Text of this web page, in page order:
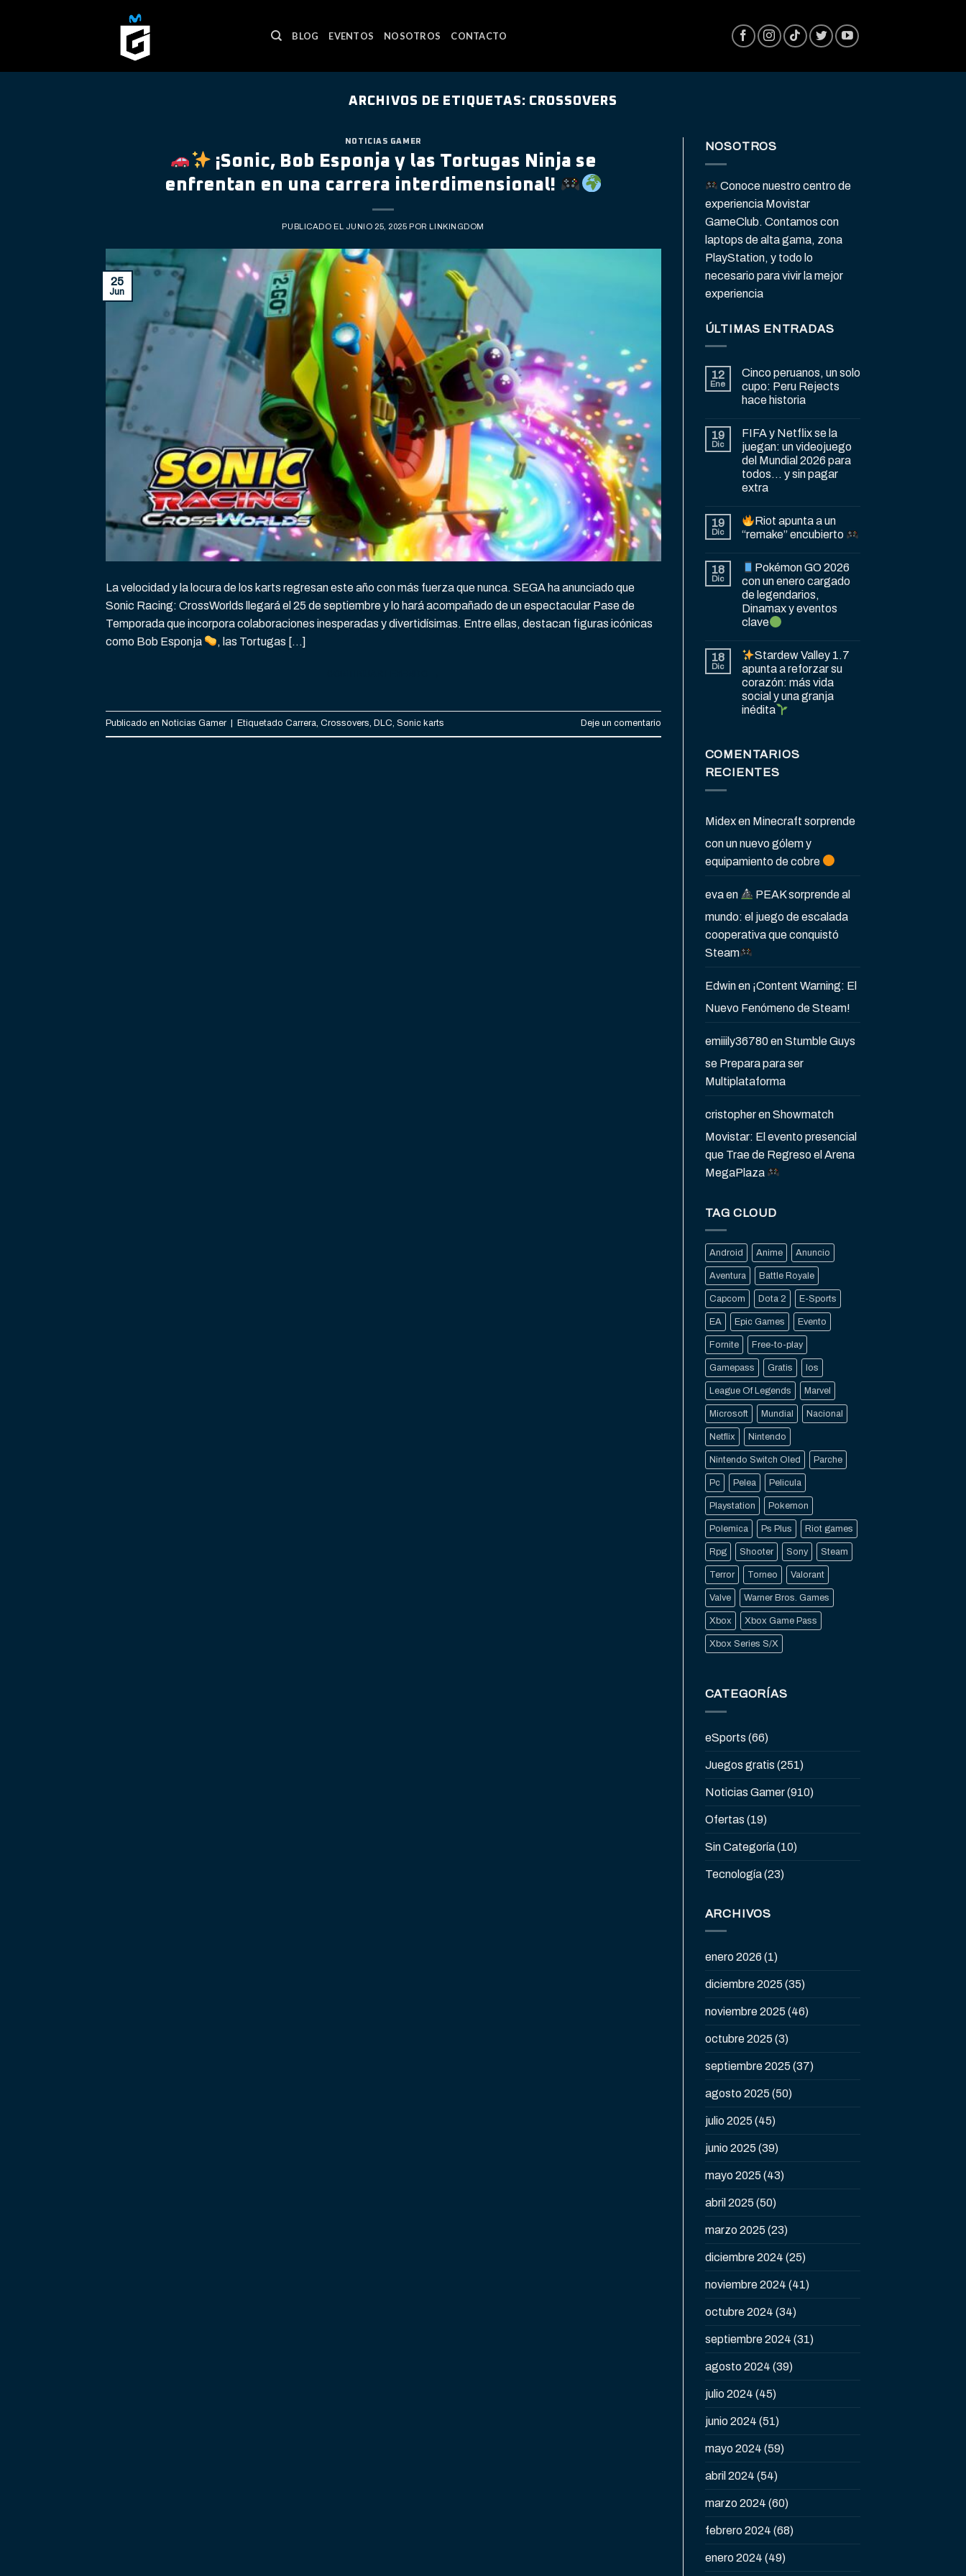
BLOG EVENTOS NOSOTROS CONTACTO
ARCHIVOS DE ETIQUETAS: CROSSOVERS
NOTICIAS GAMER
¡Sonic, Bob Esponja y las Tortugas Ninja se
enfrentan en una carrera interdimensional!
PUBLICADO EL JUNIO 25, 2025 POR LINKINGDOM
25
Jun
La velocidad y la locura de los karts regresan este año con más fuerza que nunca. SEGA ha anunciado que
Sonic Racing: CrossWorlds llegará el 25 de septiembre y lo hará acompañado de un espectacular Pase de
Temporada que incorpora colaboraciones inesperadas y divertidísimas. Entre ellas, destacan figuras icónicas
como Bob Esponja
, las Tortugas […]
Publicado en Noticias Gamer Etiquetado Carrera, Crossovers, DLC, Sonic karts Deje un comentario
NOSOTROS
Conoce nuestro centro de
experiencia Movistar
GameClub. Contamos con
laptops de alta gama, zona
PlayStation, y todo lo
necesario para vivir la mejor
experiencia
ÚLTIMAS ENTRADAS
12
Ene
Cinco peruanos, un solo
cupo: Peru Rejects
hace historia
19
Dic
FIFA y Netflix se la
juegan: un videojuego
del Mundial 2026 para
todos… y sin pagar
extra
19
Dic
Riot apunta a un
“remake” encubierto
18
Dic
Pokémon GO 2026
con un enero cargado
de legendarios,
Dinamax y eventos
clave
18
Dic
Stardew Valley 1.7
apunta a reforzar su
corazón: más vida
social y una granja
inédita
COMENTARIOS
RECIENTES
Midexen Minecraft sorprende
con un nuevo gólem y
equipamiento de cobre
evaen
PEAK sorprende al
mundo: el juego de escalada
cooperativa que conquistó
Steam
Edwinen ¡Content Warning: El
Nuevo Fenómeno de Steam!
emiiily36780enStumble Guys
se Prepara para ser
Multiplataforma
cristopherenShowmatch
Movistar: El evento presencial
que Trae de Regreso el Arena
MegaPlaza
TAG CLOUD
Android Anime Anuncio
Aventura Battle Royale
Capcom Dota 2 E-Sports
EA Epic Games Evento
Fornite Free-to-play
Gamepass Gratis Ios
League Of Legends Marvel
Microsoft Mundial Nacional
Netflix Nintendo
Nintendo Switch Oled Parche
Pc Pelea Pelicula
Playstation Pokemon
Polemica Ps Plus Riot games
Rpg Shooter Sony Steam
Terror Torneo Valorant
Valve Warner Bros. Games
Xbox Xbox Game Pass
Xbox Series S/X
CATEGORÍAS
eSports (66)
Juegos gratis (251)
Noticias Gamer(910)
Ofertas (19)
Sin Categoría(10)
Tecnología(23)
ARCHIVOS
enero 2026 (1)
diciembre 2025 (35)
noviembre 2025 (46)
octubre 2025 (3)
septiembre 2025 (37)
agosto 2025 (50)
julio 2025 (45)
junio 2025 (39)
mayo 2025 (43)
abril 2025 (50)
marzo 2025 (23)
diciembre 2024 (25)
noviembre 2024 (41)
octubre 2024 (34)
septiembre 2024 (31)
agosto 2024 (39)
julio 2024 (45)
junio 2024 (51)
mayo 2024 (59)
abril 2024 (54)
marzo 2024 (60)
febrero 2024 (68)
enero 2024 (49)